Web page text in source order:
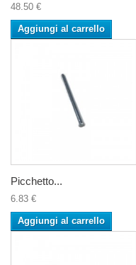
48.50 €
Aggiungi al carrello
Picchetto...
6.83 €
Aggiungi al carrello